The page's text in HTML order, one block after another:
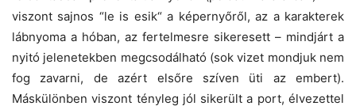
viszont sajnos “le is esik“ a képernyőről, az a karakterek
lábnyoma a hóban, az fertelmesre sikeresett – mindjárt a
nyitó jelenetekben megcsodálható (sok vizet mondjuk nem
fog zavarni, de azért elsőre szíven üti az embert).
Máskülönben viszont tényleg jól sikerült a port, élvezettel